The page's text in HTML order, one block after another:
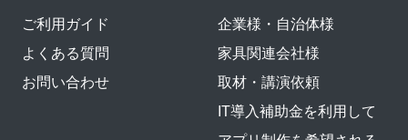
ご利用ガイド
よくある質問
お問い合わせ
企業様・自治体様
家具関連会社様
取材・講演依頼
IT導入補助金を利用して